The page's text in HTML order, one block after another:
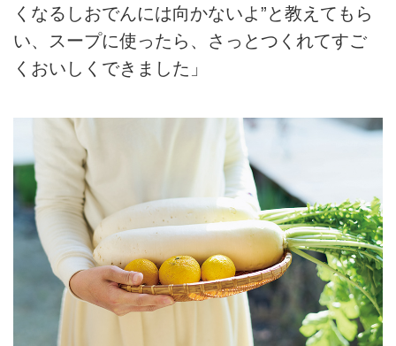
くなるしおでんには向かないよ”と教えてもら
い、スープに使ったら、さっとつくれてすご
くおいしくできました」